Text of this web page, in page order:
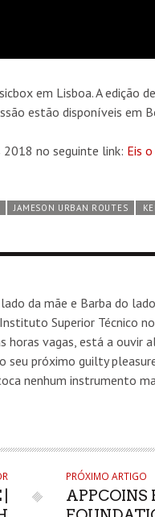
em Lisboa. A edição
estão disponíveis em
2018 no seguinte link: Eis
JAMESON URBAN ROUTES
da mãe e Barba do
Superior Técnico
horas vagas, está a ouvir
seu próximo guilty
nenhum instrumento
PRÓXIMO ARTIGO
APPCOINS